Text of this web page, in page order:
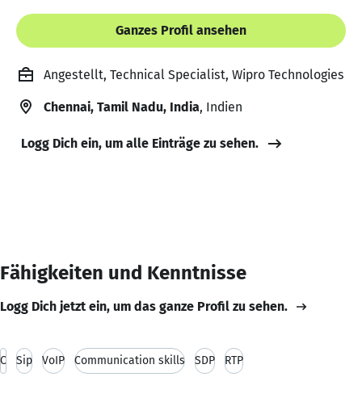
Ganzes Profil ansehen
Angestellt, Technical Specialist, Wipro Technologies
Chennai, Tamil Nadu, India, Indien
Logg Dich ein, um alle Einträge zu sehen.
Fähigkeiten und Kenntnisse
Logg Dich jetzt ein, um das ganze Profil zu sehen.
C Sip VoIP Communication skills SDP RTP